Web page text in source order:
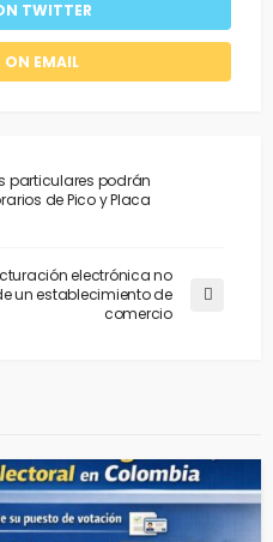
TWITTER
ON EMAIL
particulares podrán
de Pico y Placa
electrónica no
un establecimiento de
comercio